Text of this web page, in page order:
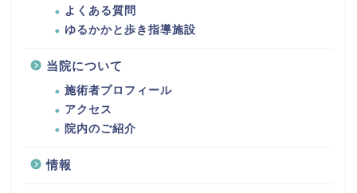
よくある質問
ゆるかかと歩き指導施設
当院について
施術者プロフィール
アクセス
院内のご紹介
情報